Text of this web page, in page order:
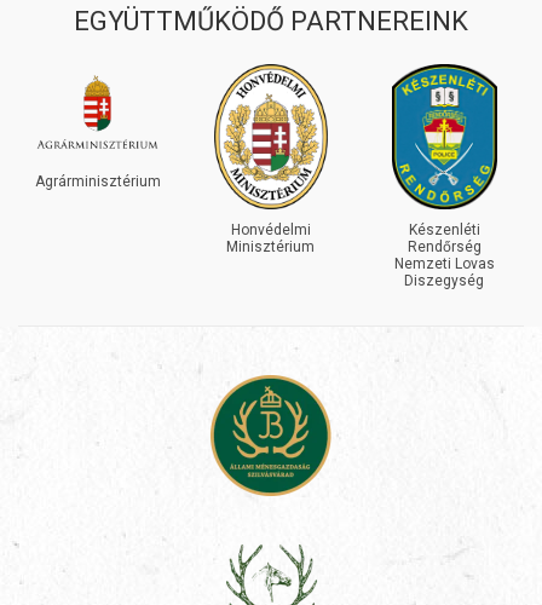
EGYÜTTMŰKÖDŐ PARTNEREINK
Készenléti
Rendőrség
INEOS
GRENADIER